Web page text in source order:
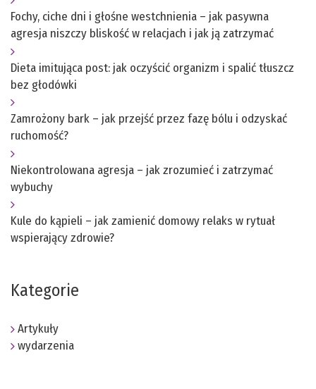
Fochy, ciche dni i głośne westchnienia – jak pasywna
agresja niszczy bliskość w relacjach i jak ją zatrzymać
Dieta imitująca post: jak oczyścić organizm i spalić tłuszcz
bez głodówki
Zamrożony bark – jak przejść przez fazę bólu i odzyskać
ruchomość?
Niekontrolowana agresja – jak zrozumieć i zatrzymać
wybuchy
Kule do kąpieli – jak zamienić domowy relaks w rytuał
wspierający zdrowie?
Kategorie
Artykuły
wydarzenia